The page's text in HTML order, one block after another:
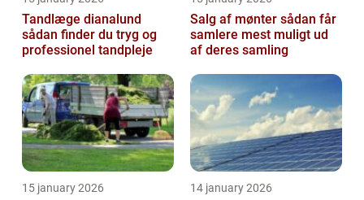
Tandlæge dianalund
sådan finder du tryg og
professionel tandpleje
Salg af mønter sådan får
samlere mest muligt ud
af deres samling
15 january 2026 14 january 2026